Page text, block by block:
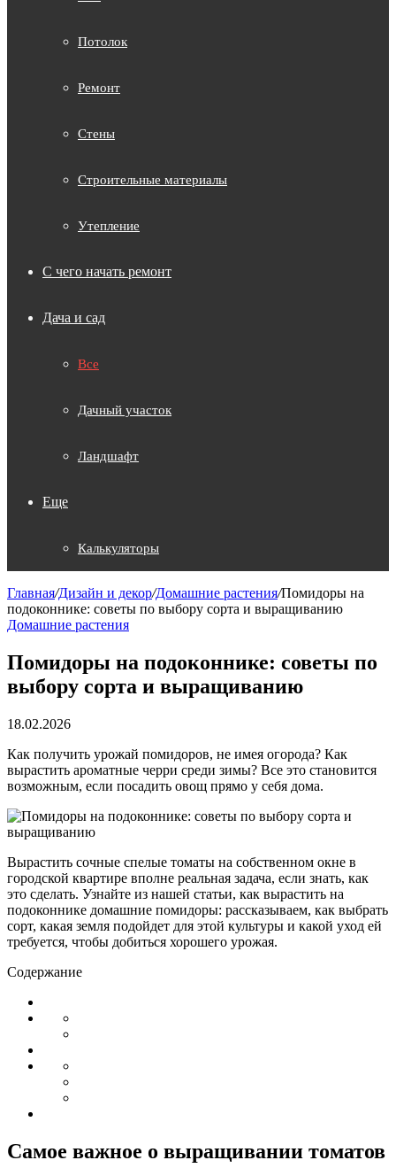
Потолок
Ремонт
Стены
Строительные материалы
Утепление
С чего начать ремонт
Дача и сад
Все
Дачный участок
Ландшафт
Еще
Калькуляторы
Главная/Дизайн и декор/Домашние растения/Помидоры на
подоконнике: советы по выбору сорта и выращиванию
Домашние растения
Помидоры на подоконнике: советы по
выбору сорта и выращиванию
18.02.2026
Как получить урожай помидоров, не имея огорода? Как
вырастить ароматные черри среди зимы? Все это становится
возможным, если посадить овощ прямо у себя дома.
Вырастить сочные спелые томаты на собственном окне в
городской квартире вполне реальная задача, если знать, как
это сделать. Узнайте из нашей статьи, как вырастить на
подоконнике домашние помидоры: рассказываем, как выбрать
сорт, какая земля подойдет для этой культуры и какой уход ей
требуется, чтобы добиться хорошего урожая.
Содержание
Самое важное о выращивании томатов